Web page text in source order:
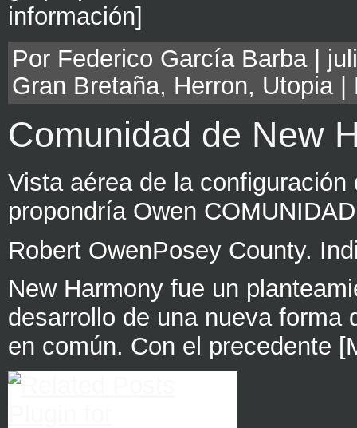
información]
Por Federico García Barba |
Gran Bretaña, Herron, Utopia|
Comunidad de New
Vista aérea de la
propondría Owen
Robert OwenPosey County.
New Harmony fue un
desarrollo de una nueva forma
en común. Con el precedente